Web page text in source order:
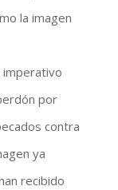
la imagen
por
contra
ya
recibido